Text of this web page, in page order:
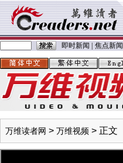
即时新闻 焦点新闻
万维读者网 > 万维视频 > 正文